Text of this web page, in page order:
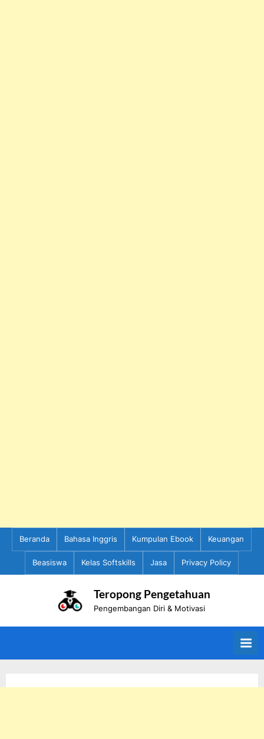
content
Beranda Bahasa Inggris Kumpulan Ebook Keuangan
Beasiswa Kelas Softskills Jasa Privacy Policy
Teropong Pengetahuan
Pengembangan Diri & Motivasi